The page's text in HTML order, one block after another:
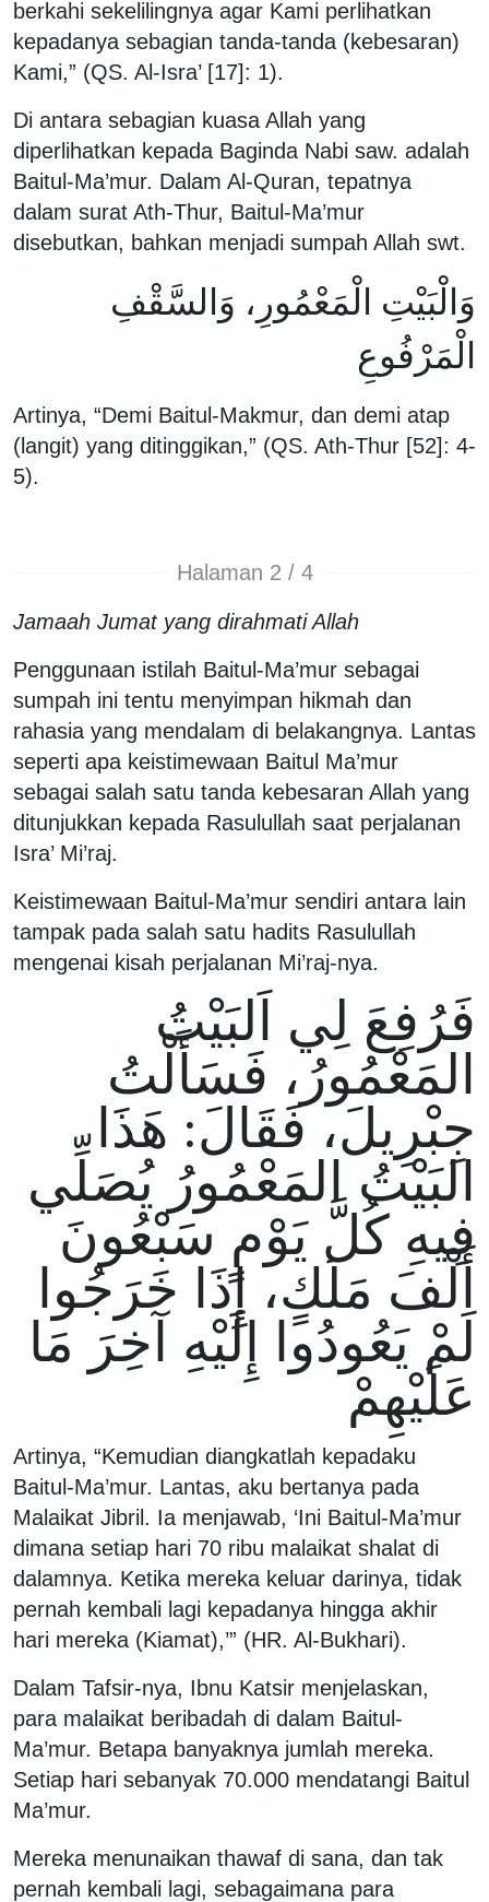
berkahi sekelilingnya agar Kami perlihatkan
kepadanya sebagian tanda-tanda (kebesaran)
Kami,” (QS. Al-Isra’ [17]: 1).
Di antara sebagian kuasa Allah yang
diperlihatkan kepada Baginda Nabi saw. adalah
Baitul-Ma’mur. Dalam Al-Quran, tepatnya
dalam surat Ath-Thur, Baitul-Ma’mur
disebutkan, bahkan menjadi sumpah Allah swt.
وَالْبَيْتِ الْمَعْمُورِ، وَالسَّقْفِ
الْمَرْفُوعِ
Artinya, “Demi Baitul-Makmur, dan demi atap
(langit) yang ditinggikan,” (QS. Ath-Thur [52]: 4-
5).
Halaman 2 / 4
Jamaah Jumat yang dirahmati Allah
Penggunaan istilah Baitul-Ma’mur sebagai
sumpah ini tentu menyimpan hikmah dan
rahasia yang mendalam di belakangnya. Lantas
seperti apa keistimewaan Baitul Ma’mur
sebagai salah satu tanda kebesaran Allah yang
ditunjukkan kepada Rasulullah saat perjalanan
Isra’ Mi’raj.
Keistimewaan Baitul-Ma’mur sendiri antara lain
tampak pada salah satu hadits Rasulullah
mengenai kisah perjalanan Mi’raj-nya.
فَرُفِعَ لِي اَلبَيْتُ
المَعْمُورُ، فَسَأَلْتُ
جِبْرِيلَ، فَقَالَ: هَذَا
البَيْتُ المَعْمُورُ يُصَلِّي
فِيهِ كُلَّ يَوْمٍ سَبْعُونَ
أَلْفَ مَلَكٍ، إِذَا خَرَجُوا
لَمْ يَعُودُوا إِلَيْهِ آخِرَ مَا
عَلَيْهِمْ
Artinya, “Kemudian diangkatlah kepadaku
Baitul-Ma’mur. Lantas, aku bertanya pada
Malaikat Jibril. Ia menjawab, ‘Ini Baitul-Ma’mur
dimana setiap hari 70 ribu malaikat shalat di
dalamnya. Ketika mereka keluar darinya, tidak
pernah kembali lagi kepadanya hingga akhir
hari mereka (Kiamat),’” (HR. Al-Bukhari).
Dalam Tafsir-nya, Ibnu Katsir menjelaskan,
para malaikat beribadah di dalam Baitul-
Ma’mur. Betapa banyaknya jumlah mereka.
Setiap hari sebanyak 70.000 mendatangi Baitul
Ma’mur.
Mereka menunaikan thawaf di sana, dan tak
pernah kembali lagi, sebagaimana para